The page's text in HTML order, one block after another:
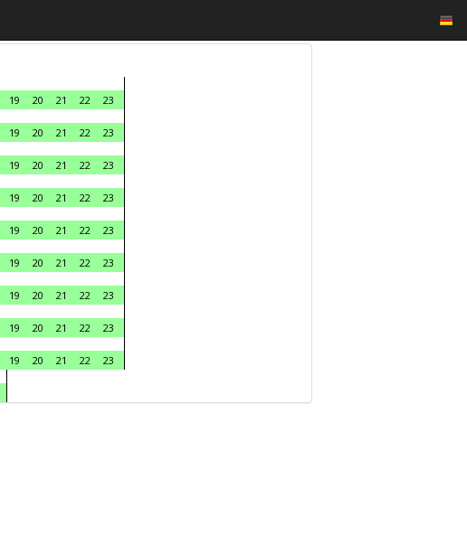
19 20 21 22
23
19 20 21 22
23
19 20 21 22
23
19 20 21 22
23
19 20 21 22
23
19 20 21 22
23
19 20 21 22
23
19 20 21 22
23
19 20 21 22
23